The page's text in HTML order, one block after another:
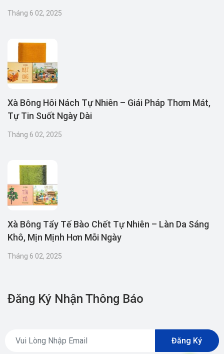
Tháng 6 02, 2025
Xà Bông Hôi Nách Tự Nhiên – Giái Pháp Thơm Mát,
Tự Tin Suốt Ngày Dài
Tháng 6 02, 2025
Xà Bông Tẩy Tế Bào Chết Tự Nhiên – Làn Da Sáng
Khô, Mịn Mịnh Hơn Mỗi Ngày
Tháng 6 02, 2025
Đăng Ký Nhận Thông Báo
Đăng Ký